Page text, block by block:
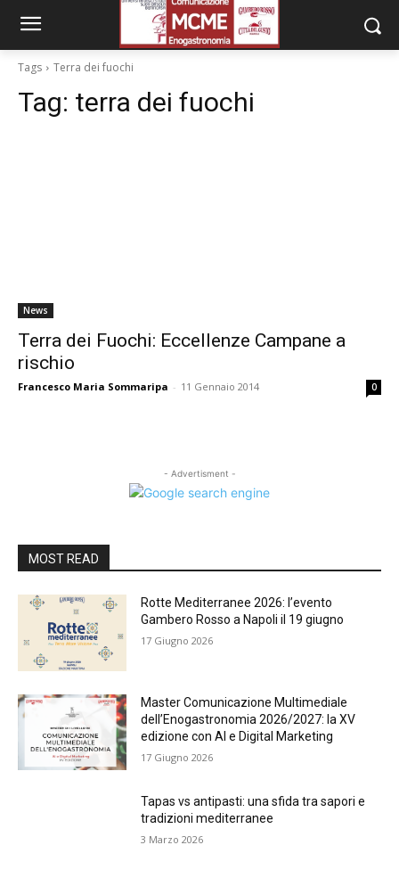
Tags Terra dei fuochi
Tag: terra dei fuochi
News
Terra dei Fuochi: Eccellenze Campane a
rischio
Francesco Maria Sommaripa - 11 Gennaio 2014 0
- Advertisment -
MOST READ
Rotte Mediterranee 2026: l’evento
Gambero Rosso a Napoli il 19 giugno
17 Giugno 2026
Master Comunicazione Multimediale
dell’Enogastronomia 2026/2027: la XV
edizione con AI e Digital Marketing
17 Giugno 2026
Tapas vs antipasti: una sfida tra sapori e
tradizioni mediterranee
3 Marzo 2026